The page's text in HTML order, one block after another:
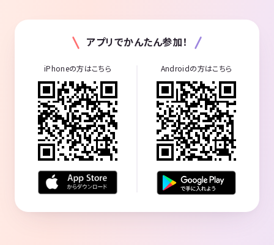
アプリでかんたん参加！
iPhoneの方はこちら Androidの方はこちら